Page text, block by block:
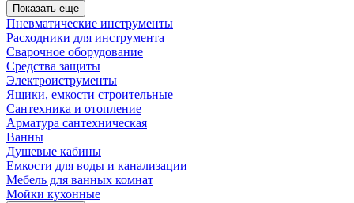
Показать еще
Пневматические инструменты
Расходники для инструмента
Сварочное оборудование
Средства защиты
Электроиструменты
Ящики, емкости строительные
Сантехника и отопление
Арматура сантехническая
Ванны
Душевые кабины
Емкости для воды и канализации
Мебель для ванных комнат
Мойки кухонные